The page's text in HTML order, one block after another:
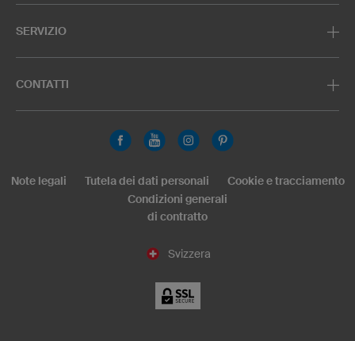
SERVIZIO
CONTATTI
Svizzera
Note legali Tutela dei dati personali
Cookie e tracciamento
Condizioni generali
di contratto